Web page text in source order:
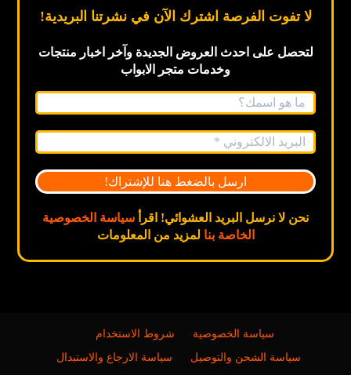
لا تفوت الفرصة اشترك الآن في نشرتنا البريدية!
لتحصل على احدث العروض الجديدةوآخر اخبار منتجات
وخدمات متجر الابواب
نحن لا نرسل البريد العشوائي! اقرأ سياسة الخصوصية
الخاصة بنا لمزيد من المعلومات
سياسة الخصوصية
شروط الاستخدام
سياسة الشحن والتوصيل
سياسة الارجاع والاستبدال